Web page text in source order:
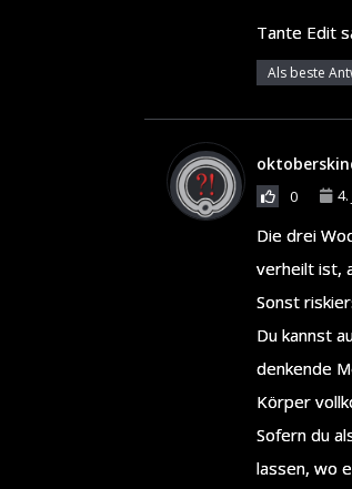
Tante Edit
Als beste
0
Die drei
verheilt ist,
Sonst
Du kannst
denkende
Körper
Sofern du
lassen, wo